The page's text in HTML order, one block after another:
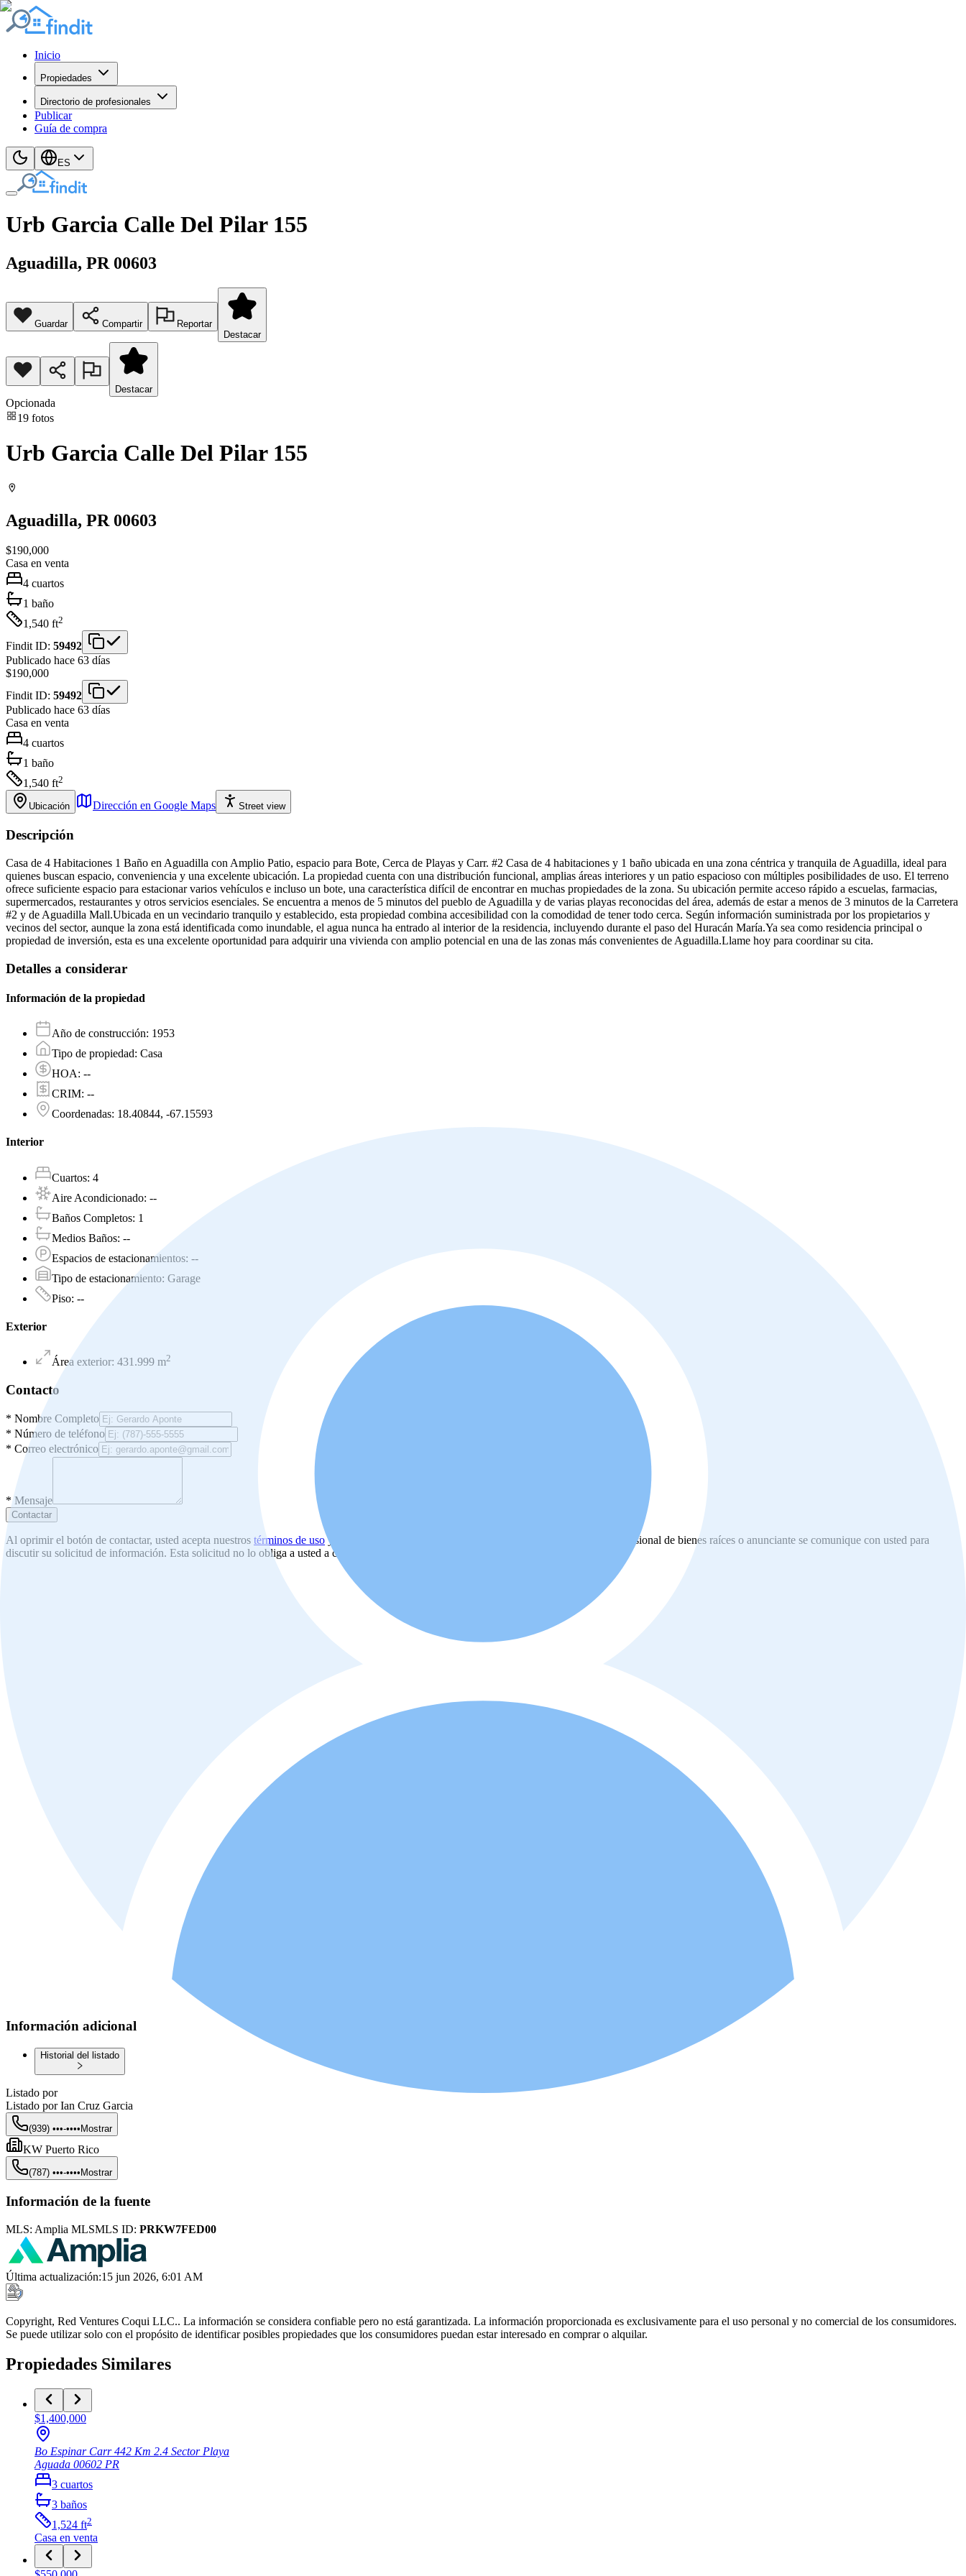
Inicio
Propiedades
Directorio de profesionales
Publicar
Guía de compra
ES
Urb Garcia Calle Del Pilar 155
Aguadilla, PR 00603
Guardar Compartir
Reportar
Destacar
Destacar
Opcionada
19 fotos
Urb Garcia Calle Del Pilar 155
Aguadilla, PR 00603
$190,000
Casa en venta
4 cuartos
1 baño
1,540 ft2
Findit ID: 59492
Publicado hace 63 días
$190,000
Findit ID: 59492
Publicado hace 63 días
Casa en venta
4 cuartos
1 baño
1,540 ft2
Ubicación Dirección en Google Maps Street view
Descripción
Casa de 4 Habitaciones 1 Baño en Aguadilla con Amplio Patio, espacio para Bote, Cerca de Playas y Carr. #2 Casa de 4 habitaciones y 1 baño ubicada en una zona céntrica y tranquila de Aguadilla, ideal para
quienes buscan espacio, conveniencia y una excelente ubicación. La propiedad cuenta con una distribución funcional, amplias áreas interiores y un patio espacioso con múltiples posibilidades de uso. El terreno
ofrece suficiente espacio para estacionar varios vehículos e incluso un bote, una característica difícil de encontrar en muchas propiedades de la zona. Su ubicación permite acceso rápido a escuelas, farmacias,
supermercados, restaurantes y otros servicios esenciales. Se encuentra a menos de 5 minutos del pueblo de Aguadilla y de varias playas reconocidas del área, además de estar a menos de 3 minutos de la Carretera
#2 y de Aguadilla Mall.Ubicada en un vecindario tranquilo y establecido, esta propiedad combina accesibilidad con la comodidad de tener todo cerca. Según información suministrada por los propietarios y
vecinos del sector, aunque la zona está identificada como inundable, el agua nunca ha entrado al interior de la residencia, incluyendo durante el paso del Huracán María.Ya sea como residencia principal o
propiedad de inversión, esta es una excelente oportunidad para adquirir una vivienda con amplio potencial en una de las zonas más convenientes de Aguadilla.Llame hoy para coordinar su cita.
Detalles a considerar
Información de la propiedad
Año de construcción: 1953
Tipo de propiedad: Casa
HOA: --
CRIM: --
Coordenadas: 18.40844, -67.15593
Interior
Cuartos: 4
Aire Acondicionado: --
Baños Completos: 1
Medios Baños: --
Espacios de estacionamientos: --
Tipo de estacionamiento: Garage
Piso: --
Exterior
Área exterior: 431.999 m2
Contacto
* Nombre Completo
* Número de teléfono
* Correo electrónico
* Mensaje
Contactar
Al oprimir el botón de contactar, usted acepta nuestros términos de uso y
. Además, usted está de acuerdo que el profesional de bienes raíces o anunciante se comunique con usted para
discutir su solicitud de información. Esta solicitud no lo obliga a usted a comprar o alquilar la propiedad.
Información adicional
Historial del listado
Listado por
Listado por Ian Cruz Garcia
(939) •••-•••• Mostrar
KW Puerto Rico
(787) •••-•••• Mostrar
Información de la fuente
MLS: Amplia MLSMLS ID: PRKW7FED00
Última actualización:15 jun 2026, 6:01 AM
Copyright, Red Ventures Coqui LLC.. La información se considera confiable pero no está garantizada. La información proporcionada es exclusivamente para el uso personal y no comercial de los consumidores.
Se puede utilizar solo con el propósito de identificar posibles propiedades que los consumidores puedan estar interesado en comprar o alquilar.
Propiedades Similares
$1,400,000
Bo Espinar Carr 442 Km 2.4 Sector Playa
Aguada 00602 PR
3 cuartos
3 baños
1,524 ft2
Casa en venta